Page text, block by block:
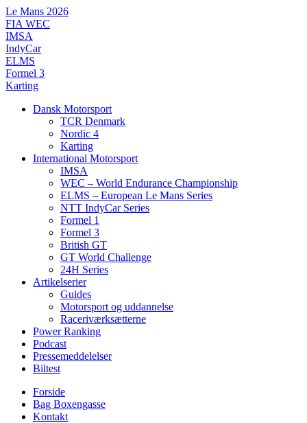
Videre
til
indhold
Le Mans 2026
FIA WEC
IMSA
IndyCar
ELMS
Formel 3
Karting
Dansk Motorsport
TCR Denmark
Nordic 4
Karting
International Motorsport
IMSA
WEC – World Endurance Championship
ELMS – European Le Mans Series
NTT IndyCar Series
Formel 1
Formel 3
British GT
GT World Challenge
24H Series
Artikelserier
Guides
Motorsport og uddannelse
Raceriværksætterne
Power Ranking
Podcast
Pressemeddelelser
Biltest
Forside
Bag Boxengasse
Kontakt